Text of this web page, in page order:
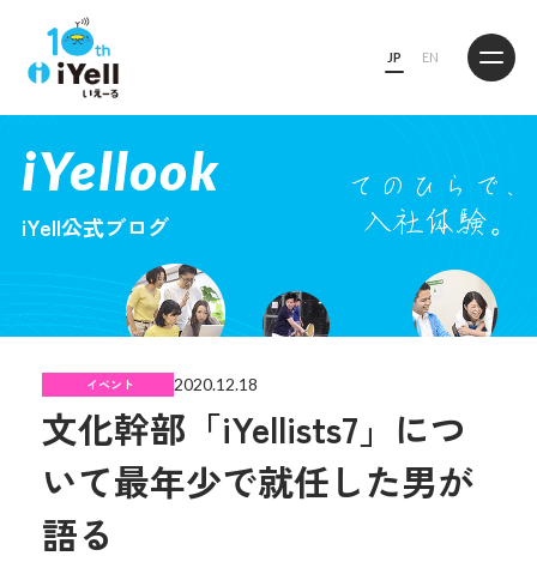
JP EN
iYellook
iYell公式ブログ
イベント 2020.12.18
文化幹部「iYellists7」につ
いて最年少で就任した男が
語る